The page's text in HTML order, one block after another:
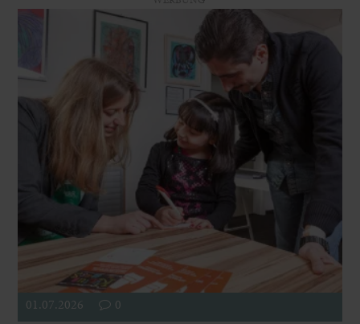
01.07.2026 0